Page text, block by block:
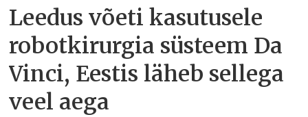
Leedus võeti kasutusele
robotkirurgia süsteem Da
Vinci, Eestis läheb sellega
veel aega